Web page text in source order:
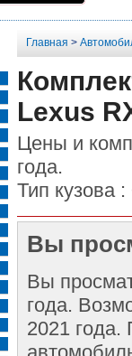
Главная >
Lexus
Цены и
года.
Тип кузова :
Вы
Вы
года.
2021 года.